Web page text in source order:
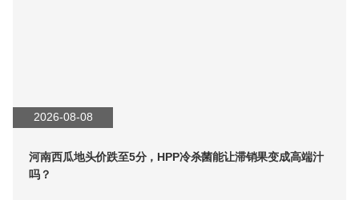
2026-08-08
河南西瓜地头价跌至5分，HPP冷杀菌能让滞销果变成高端汁
吗？